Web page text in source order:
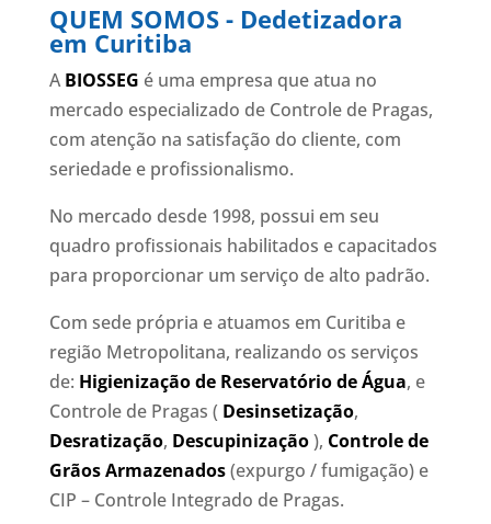
QUEM SOMOS - Dedetizadora
em Curitiba
ABIOSSEG é uma empresa que atua no
mercado especializado de Controle de Pragas,
com atenção na satisfação do cliente, com
seriedade e profissionalismo.
No mercado desde 1998, possui em seu
quadro profissionais habilitados e capacitados
para proporcionar um serviço de alto padrão.
Com sede própria e atuamos em Curitiba e
região Metropolitana, realizando os serviços
de: Higienização de Reservatório de Água, e
Controle de Pragas ( Desinsetização,
Desratização, Descupinização), Controle de
Grãos Armazenados(expurgo / fumigação) e
CIP – Controle Integrado de Pragas.